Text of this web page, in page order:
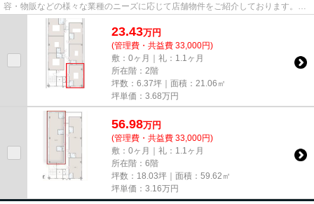
容・物販などの様々な業種のニーズに応じて店舗物件をご紹介しております。
尚、弊社ではおとり広告は一切...
23.43万円
(管理費・共益費 33,000円)
敷：0ヶ月｜礼：1.1ヶ月
所在階：2階
坪数：6.37坪｜面積：21.06㎡
坪単価： 3.68万円
56.98万円
(管理費・共益費 33,000円)
敷：0ヶ月｜礼：1.1ヶ月
所在階：6階
坪数：18.03坪｜面積：59.62㎡
坪単価： 3.16万円